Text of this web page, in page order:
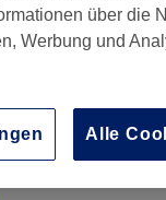
über die
Werbung und
Alle